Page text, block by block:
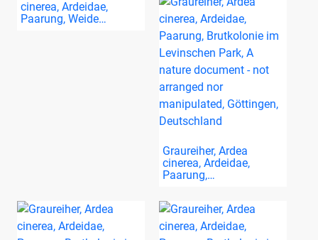
cinerea, Ardeidae,
Paarung, Weide…
Graureiher, Ardea
cinerea, Ardeidae,
Paarung,…